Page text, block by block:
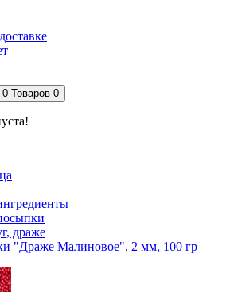
0 Товаров 0
драже
"Драже Малиновое", 2 мм, 100 гр